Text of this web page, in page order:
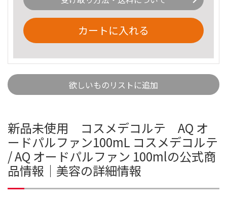
カートに入れる
欲しいものリストに追加
新品未使用 コスメデコルテ AQ オ
ードパルファン100mL コスメデコルテ
/ AQ オードパルファン 100mlの公式商
品情報｜美容の詳細情報